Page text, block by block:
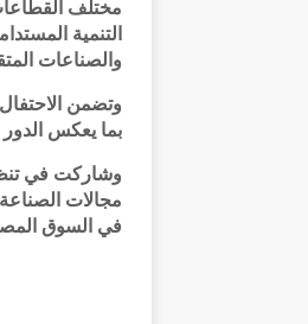
التنمية
والصناعات
بما يعكس الدور
وشاركت في
مجالات
في السوق